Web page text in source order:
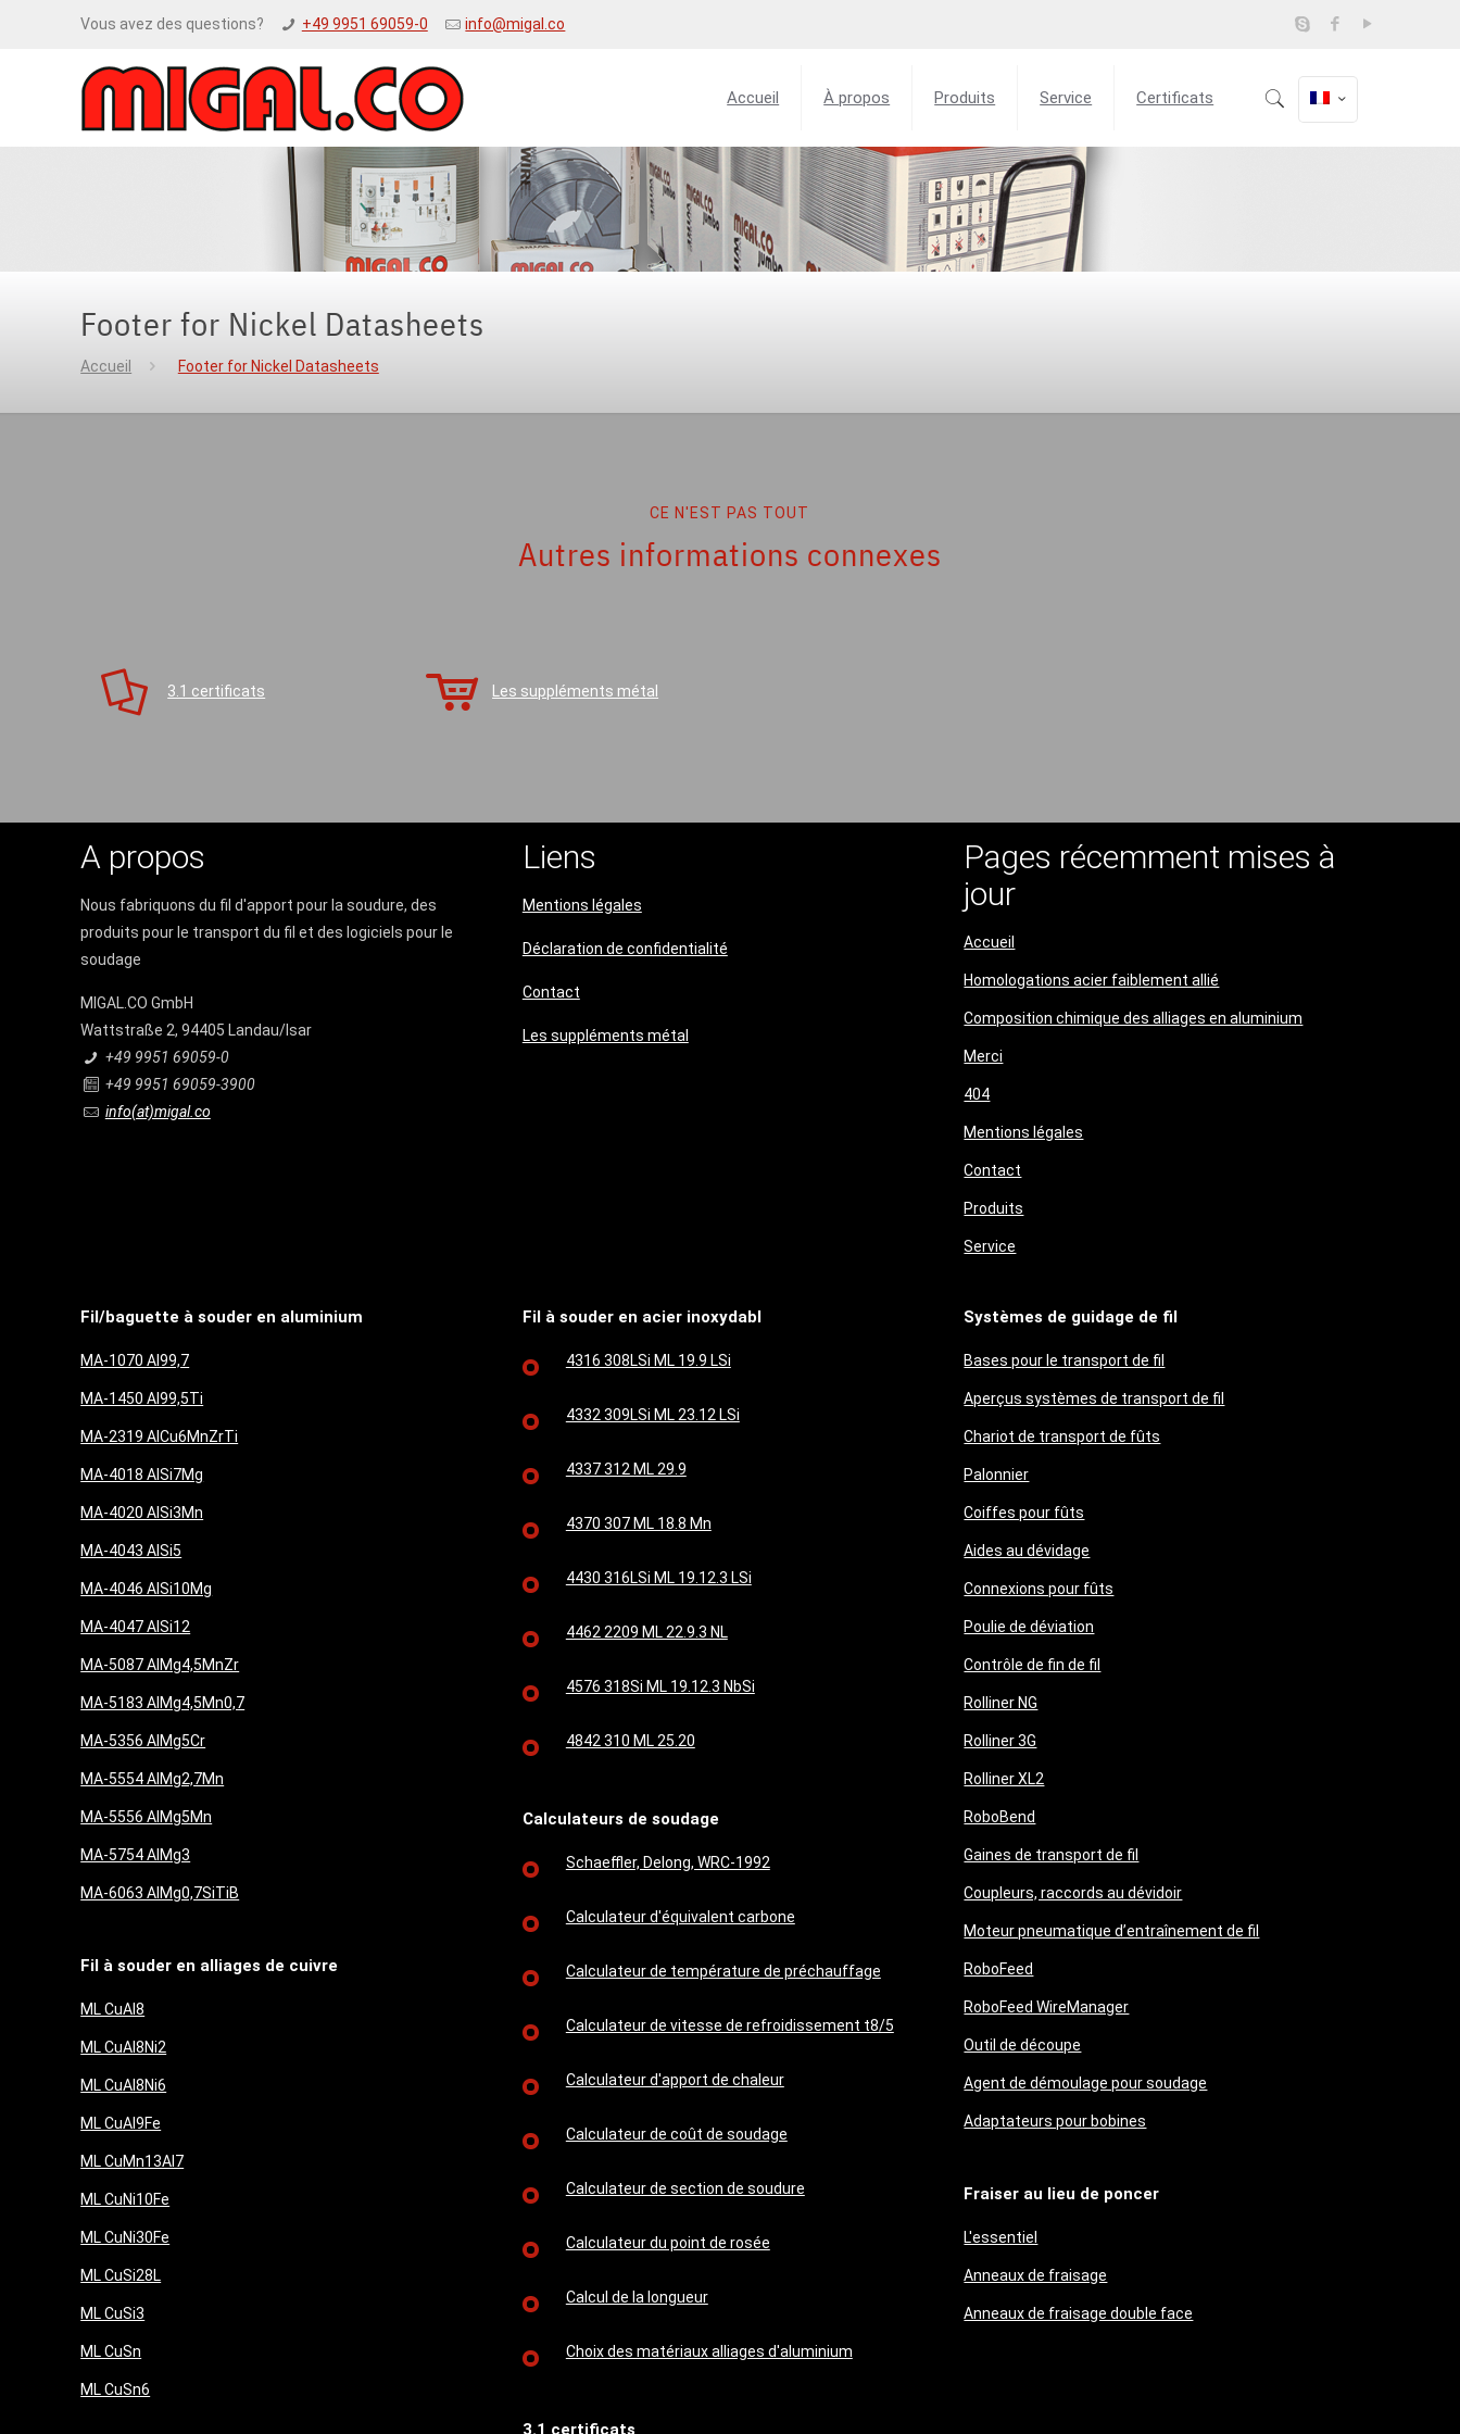
Vous avez des questions? +49 9951 69059-0 info@migal.co
Accueil À propos Produits Service Certificats
Footer for Nickel Datasheets
Accueil Footer for Nickel Datasheets
CE N'EST PAS TOUT
Autres informations connexes
3.1 certificats Les suppléments métal
A propos
Nous fabriquons du fil d'apport pour la soudure, des
produits pour le transport du fil et des logiciels pour le
soudage
MIGAL.CO GmbH
Wattstraße 2, 94405 Landau/Isar
+49 9951 69059-0
+49 9951 69059-3900
info(at)migal.co
Liens
Mentions légales
Déclaration de confidentialité​​​​​​​
Contact
Les suppléments métal
Pages récemment mises à
jour
Accueil
Homologations acier faiblement allié
Composition chimique des alliages en aluminium
Merci
404
Mentions légales
Contact
Produits
Service
Fil/baguette à souder en aluminium
MA-1070 Al99,7
MA-1450 Al99,5Ti
MA-2319 AlCu6MnZrTi
MA-4018 AlSi7Mg
MA-4020 AlSi3Mn
MA-4043 AlSi5
MA-4046 AlSi10Mg
MA-4047 AlSi12
MA-5087 AlMg4,5MnZr
MA-5183 AlMg4,5Mn0,7
MA-5356 AlMg5Cr
MA-5554 AlMg2,7Mn
MA-5556 AlMg5Mn
MA-5754 AlMg3
MA-6063 AlMg0,7SiTiB
Fil à souder en alliages de cuivre
ML CuAl8
ML CuAl8Ni2
ML CuAl8Ni6
ML CuAl9Fe
ML CuMn13Al7
ML CuNi10Fe
ML CuNi30Fe
ML CuSi28L
ML CuSi3
ML CuSn
ML CuSn6
Fil à souder en acier inoxydabl
4316 308LSi ML 19.9 LSi
4332 309LSi ML 23.12 LSi
4337 312 ML 29.9
4370 307 ML 18.8 Mn
4430 316LSi ML 19.12.3 LSi
4462 2209 ML 22.9.3 NL
4576 318Si ML 19.12.3 NbSi
4842 310 ML 25.20
Calculateurs de soudage
Schaeffler, Delong, WRC-1992
Calculateur d'équivalent carbone
Calculateur de température de préchauffage
Calculateur de vitesse de refroidissement t8/5
Calculateur d'apport de chaleur
Calculateur de coût de soudage
Calculateur de section de soudure
Calculateur du point de rosée
Calcul de la longueur
Choix des matériaux alliages d'aluminium
3.1 certificats
Systèmes de guidage de fil
Bases pour le transport de fil
Aperçus systèmes de transport de fil
Chariot de transport de fûts
Palonnier
Coiffes pour fûts
Aides au dévidage
Connexions pour fûts
Poulie de déviation
Contrôle de fin de fil
Rolliner NG
Rolliner 3G
Rolliner XL2
RoboBend
Gaines de transport de fil
Coupleurs, raccords au dévidoir
Moteur pneumatique d’entraînement de fil
RoboFeed
RoboFeed WireManager
Outil de découpe
Agent de démoulage pour soudage
Adaptateurs pour bobines
Fraiser au lieu de poncer
L'essentiel
Anneaux de fraisage
Anneaux de fraisage double face